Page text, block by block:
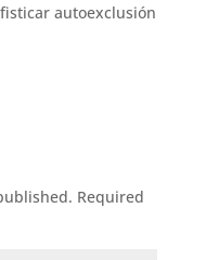
autoexclusión
Required